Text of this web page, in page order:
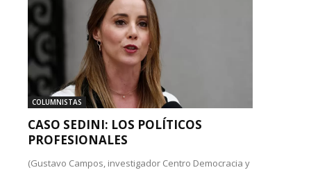
COLUMNISTAS
CASO SEDINI: LOS POLÍTICOS
PROFESIONALES
(Gustavo Campos, investigador Centro Democracia y